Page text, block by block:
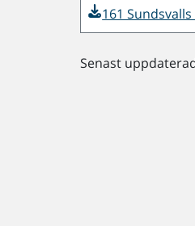
161
Senast